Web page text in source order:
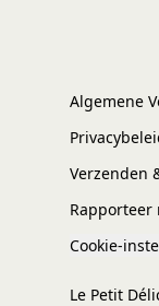
Algemene
Verzenden
Cookie-
Le Petit